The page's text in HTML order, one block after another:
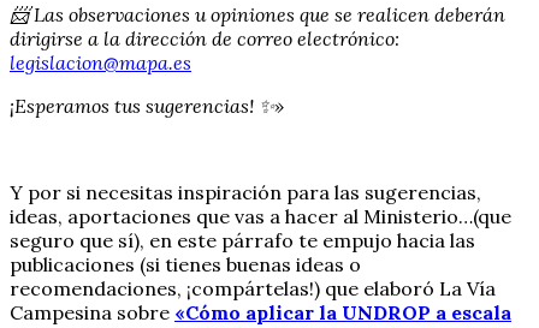
📨 Las observaciones u opiniones que se realicen deberán
dirigirse a la dirección de correo electrónico:
legislacion@mapa.es
¡Esperamos tus sugerencias! ✨»
Y por si necesitas inspiración para las sugerencias,
ideas, aportaciones que vas a hacer al Ministerio…(que
seguro que sí), en este párrafo te empujo hacia las
publicaciones (si tienes buenas ideas o
recomendaciones, ¡compártelas!) que elaboró La Vía
Campesina sobre «Cómo aplicar la UNDROP a escala